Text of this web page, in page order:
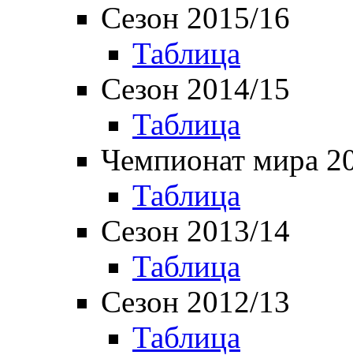
Сезон 2015/16
Таблица
Сезон 2014/15
Таблица
Чемпионат мира
Таблица
Сезон 2013/14
Таблица
Сезон 2012/13
Таблица